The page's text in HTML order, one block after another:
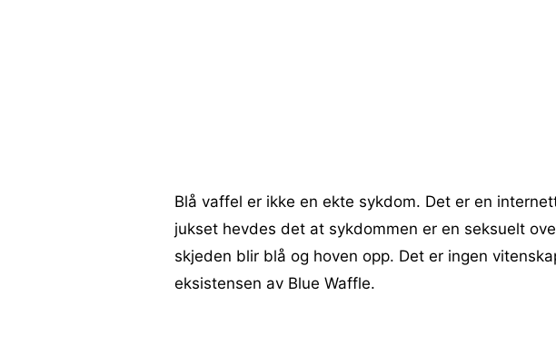
Blå vaffel er ikke en ekte sykdom. Det er en
jukset hevdes det at sykdommen er en seksuelt
skjeden blir blå og hoven opp. Det er ingen
eksistensen av Blue Waffle.